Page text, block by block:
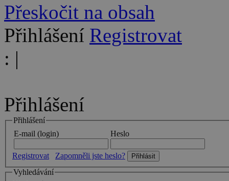
Přeskočit na obsah
Přihlášení Registrovat
: |
Přihlášení
Přihlášení
E-mail (login)
Heslo
Registrovat
Zapomněli jste heslo?
Vyhledávání